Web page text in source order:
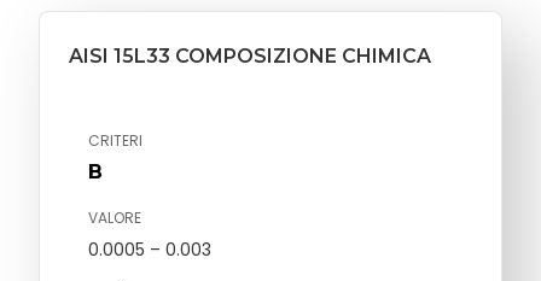
AISI 15L33 COMPOSIZIONE CHIMICA
CRITERI
B
VALORE
0.0005 – 0.003